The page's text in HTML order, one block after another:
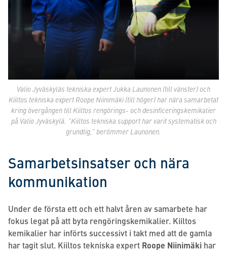
Valio Jyväskyläs tekniska expert Jukka Launonen (till vänster) och
Kiiltos tekniska expert Roope Niinimäki (till höger) har nära samarbetat
kring övergången till Kiiltos rengörings- och desinficeringskemikalier
på Valio Jyväskylä. ”Kiiltos tekniska support har varit systematisk och
grundlig,” berömmer Launonen.
Samarbetsinsatser och nära
kommunikation
Under de första ett och ett halvt åren av samarbete har
fokus legat på att byta rengöringskemikalier. Kiiltos
kemikalier har införts successivt i takt med att de gamla
har tagit slut. Kiiltos tekniska expert Roope Niinimäki har